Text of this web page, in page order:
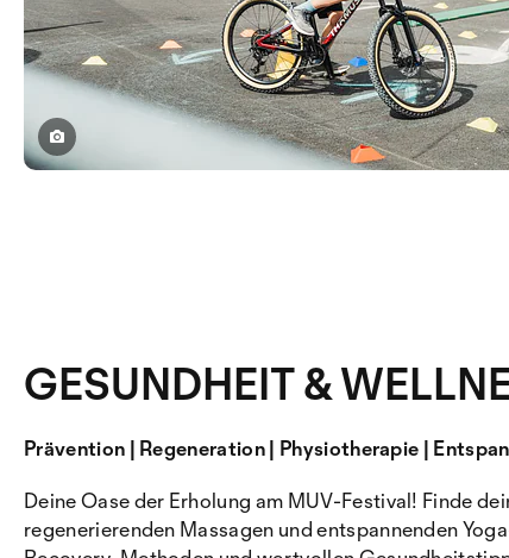
GESUNDHEIT &
Prävention | Regeneration | Physiotherapie |
Deine Oase der Erholung am MUV-Festival! Finde
regenerierenden Massagen und entspannenden